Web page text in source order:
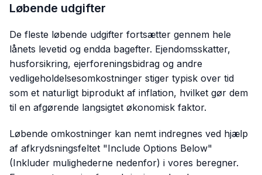
Løbende udgifter
De fleste løbende udgifter fortsætter gennem hele
lånets levetid og endda bagefter. Ejendomsskatter,
husforsikring, ejerforeningsbidrag og andre
vedligeholdelsesomkostninger stiger typisk over tid
som et naturligt biprodukt af inflation, hvilket gør dem
til en afgørende langsigtet økonomisk faktor.
Løbende omkostninger kan nemt indregnes ved hjælp
af afkrydsningsfeltet "Include Options Below"
(Inkluder mulighederne nedenfor) i vores beregner.